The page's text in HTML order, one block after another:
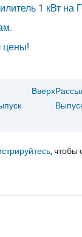
1 кВт на
цены!
Вверх
, чтобы